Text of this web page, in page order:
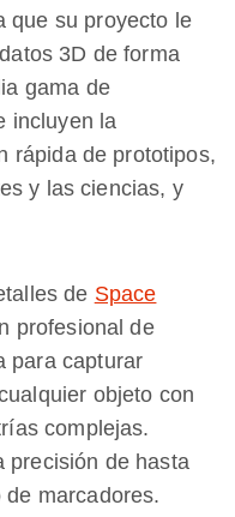
que su proyecto le
3D de forma
gama de
incluyen la
rápida de prototipos,
y las ciencias, y
de Space
profesional de
para capturar
objeto con
complejas.
precisión de hasta
marcadores.